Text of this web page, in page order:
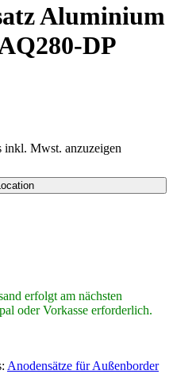
Aluminium
DP
inkl. Mwst. anzuzeigen
erfolgt am nächsten
oder Vorkasse erforderlich.
Anodensätze für Außenborder